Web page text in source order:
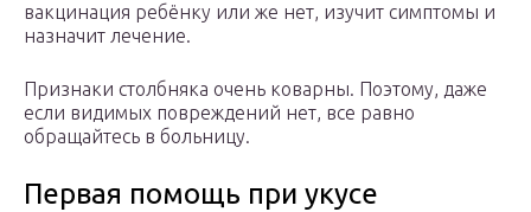
вакцинация ребёнку или же нет, изучит симптомы и
назначит лечение.
Признаки столбняка очень коварны. Поэтому, даже
если видимых повреждений нет, все равно
обращайтесь в больницу.
Первая помощь при укусе